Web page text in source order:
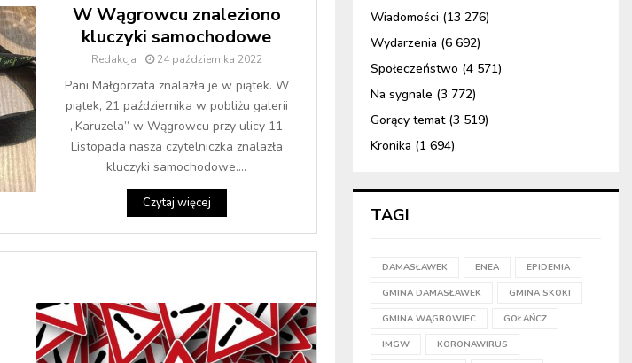
W Wągrowcu znaleziono
kluczyki samochodowe
Redakcja 24 października 2022
Pani Małgorzata znalazła je w piątek. W
piątek, 21 października w pobliżu galerii
„Karuzela” w Wągrowcu przy ulicy 11
Listopada nasza czytelniczka znalazła
kluczyki samochodowe....
Czytaj więcej
Wiadomości (13 276)
Wydarzenia (6 692)
Społeczeństwo (4 571)
Na sygnale (3 772)
Gorący temat(3 519)
Kronika (1 694)
TAGI
DAMASŁAWEK ENEA EPIDEMIA
GMINA DAMASŁAWEK GMINA SKOKI
GMINA WĄGROWIEC GOŁAŃCZ
IMGW KORONAWIRUS